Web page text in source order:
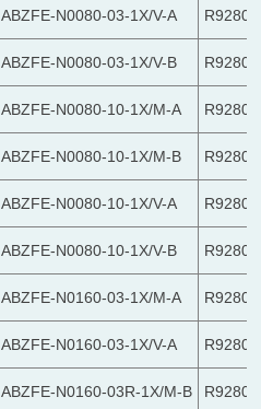
ABZFE-N0080-03-1X/V-A
ABZFE-N0080-03-1X/V-B
ABZFE-N0080-10-1X/M-A
ABZFE-N0080-10-1X/M-B
ABZFE-N0080-10-1X/V-A
ABZFE-N0080-10-1X/V-B
ABZFE-N0160-03-1X/M-A
ABZFE-N0160-03-1X/V-A
ABZFE-N0160-03R-1X/M-B